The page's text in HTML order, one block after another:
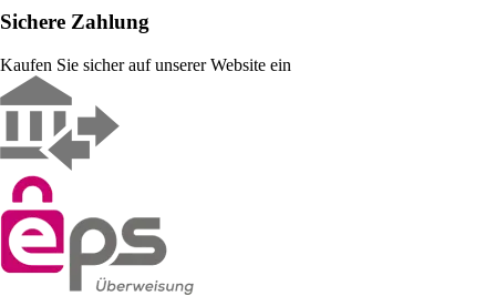
Sichere Zahlung
Kaufen Sie sicher auf unserer Website ein